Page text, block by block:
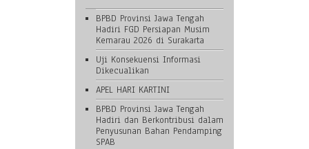
BPBD Provinsi Jawa Tengah
Hadiri FGD Persiapan Musim
Kemarau 2026 di Surakarta
Uji Konsekuensi Informasi
Dikecualikan
APEL HARI KARTINI
BPBD Provinsi Jawa Tengah
Hadiri dan Berkontribusi dalam
Penyusunan Bahan Pendamping
SPAB